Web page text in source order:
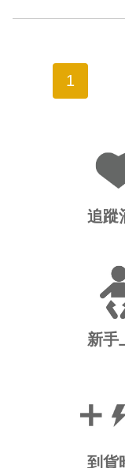
1
追蹤
新手
到貨